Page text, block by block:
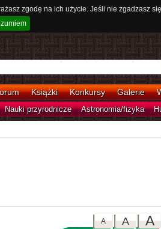
zgodę na ich użycie. Jeśli nie zgadzasz
Książki Konkursy Galerie
Nauki przyrodnicze Astronomia/fizyka
A
A
A